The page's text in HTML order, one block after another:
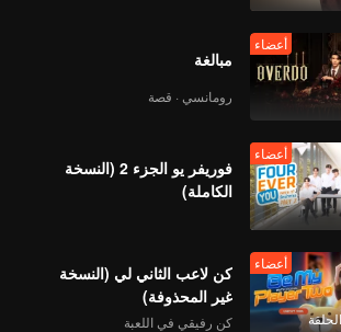
أعضاء
مبالغة
رومانسي · قصة
أعضاء
فوريفر يو الجزء 2 (النسخة
الكاملة)
أعضاء
كن لاعب الثاني لي (النسخة
غير المحذوفة)
كن رفيقي في اللعبة